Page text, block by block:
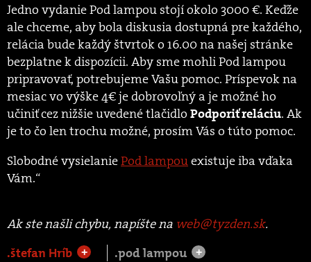
Jedno vydanie Pod lampou stojí okolo 3000 €. Keďže
ale chceme, aby bola diskusia dostupná pre každého,
relácia bude každý štvrtok o 16.00 na našej stránke
bezplatne k dispozícii. Aby sme mohli Pod lampou
pripravovať, potrebujeme Vašu pomoc. Príspevok na
mesiac vo výške 4€ je dobrovoľný a je možné ho
učiniť cez nižšie uvedené tlačidlo Podporiť reláciu. Ak
je to čo len trochu možné, prosím Vás o túto pomoc.
Slobodné vysielaniePod lampouexistuje iba vďaka
Vám.“
Ak ste našli chybu, napíšte na web@tyzden.sk.
.štefan Hríb
+ .pod lampou +